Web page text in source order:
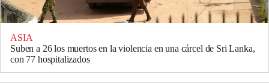
ASIA
Suben a 26 los muertos en la violencia en una cárcel de Sri Lanka,
con 77 hospitalizados